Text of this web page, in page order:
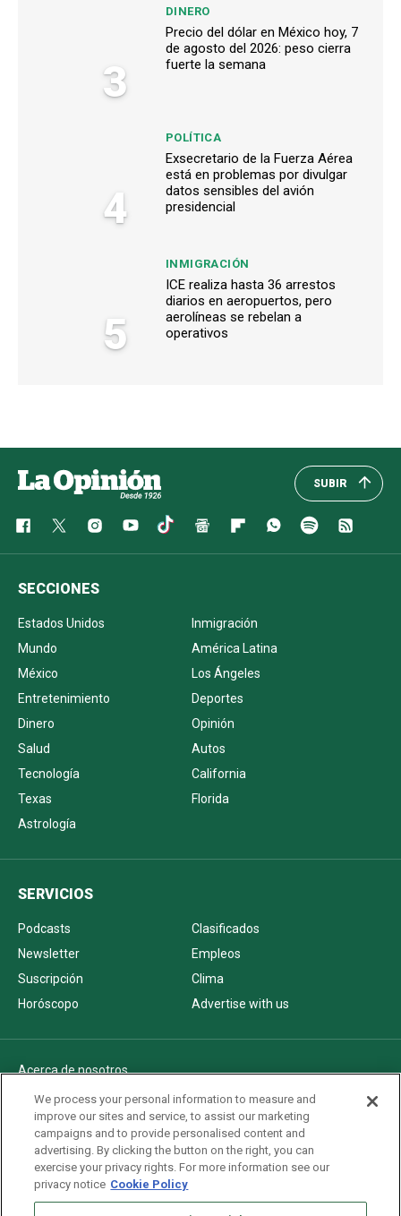
3
DINERO
Precio del dólar en México hoy, 7
de agosto del 2026: peso cierra
fuerte la semana
4
POLÍTICA
Exsecretario de la Fuerza Aérea
está en problemas por divulgar
datos sensibles del avión
presidencial
5
INMIGRACIÓN
ICE realiza hasta 36 arrestos
diarios en aeropuertos, pero
aerolíneas se rebelan a
operativos
SUBIR
SECCIONES
Estados Unidos
Inmigración
Mundo
América Latina
México
Los Ángeles
Entretenimiento
Deportes
Dinero
Opinión
Salud
Autos
Tecnología
California
Texas
Florida
Astrología
SERVICIOS
Podcasts
Clasificados
Newsletter
Empleos
Suscripción
Clima
Horóscopo
Advertise with us
Acerca de nosotros
Politica de privacidad
Pautas Editoriales
AdChoices
Advertise with us
Newsletters
We process your personal information to measure and
improve our sites and service, to assist our marketing
campaigns and to provide personalised content and
advertising. By clicking the button on the right, you can
exercise your privacy rights. For more information see our
privacy notice Cookie Policy